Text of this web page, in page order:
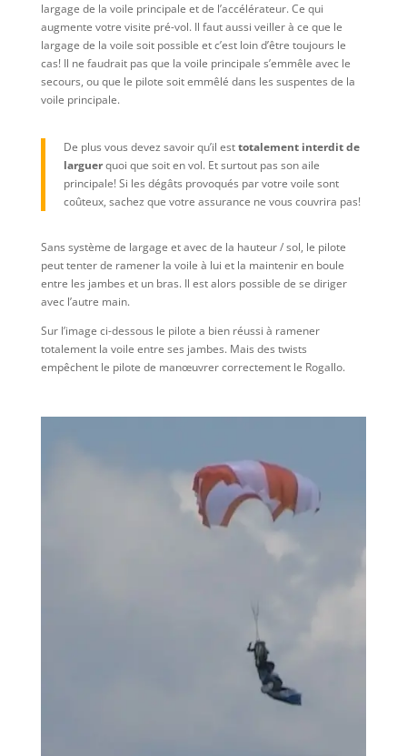
largage de la voile principale et de l’accélérateur. Ce qui
augmente votre visite pré-vol. Il faut aussi veiller à ce que le
largage de la voile soit possible et c’est loin d’être toujours le
cas! Il ne faudrait pas que la voile principale s’emmêle avec le
secours, ou que le pilote soit emmêlé dans les suspentes de la
voile principale.
De plus vous devez savoir qu’il esttotalement interdit de
larguerquoi que soit en vol. Et surtout pas son aile
principale! Si les dégâts provoqués par votre voile sont
coûteux, sachez que votre assurance ne vous couvrira pas!
Sans système de largage et avec de la hauteur / sol, le pilote
peut tenter de ramener la voile à lui et la maintenir en boule
entre les jambes et un bras. Il est alors possible de se diriger
avec l’autre main.
Sur l’image ci-dessous le pilote a bien réussi à ramener
totalement la voile entre ses jambes. Mais des twists
empêchent le pilote de manœuvrer correctement le Rogallo.